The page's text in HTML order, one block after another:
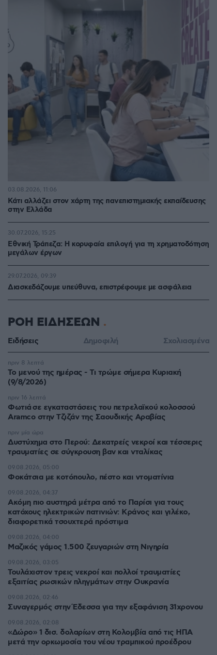
Κάτι αλλάζει στον χάρτη της πανεπιστημιακής εκπαίδευσης
στην Ελλάδα
03.08.2026, 11:06
Εθνική Τράπεζα: Η κορυφαία επιλογή για τη χρηματοδότηση
μεγάλων έργων
30.07.2026, 15:25
Διασκεδάζουμε υπεύθυνα, επιστρέφουμε με ασφάλεια
29.07.2026, 09:39
ΡΟΗ ΕΙΔΗΣΕΩΝ
Ειδήσεις Δημοφιλή Σχολιασμένα
Το μενού της ημέρας - Τι τρώμε σήμερα Κυριακή
(9/8/2026)
πριν 8 λεπτά
Φωτιά σε εγκαταστάσεις του πετρελαϊκού κολοσσού
Aramco στην Τζιζάν της Σαουδικής Αραβίας
πριν 16 λεπτά
Δυστύχημα στο Περού: Δεκατρείς νεκροί και τέσσερις
τραυματίες σε σύγκρουση βαν και νταλίκας
πριν μία ώρα
Φοκάτσια με κοτόπουλο, πέστο και ντοματίνια
09.08.2026, 05:00
Ακόμη πιο αυστηρά μέτρα από το Παρίσι για τους
κατόχους ηλεκτρικών πατινιών: Κράνος και γιλέκο,
διαφορετικά τσουχτερά πρόστιμα
09.08.2026, 04:37
Μαζικός γάμος 1.500 ζευγαριών στη Νιγηρία
09.08.2026, 04:00
Τουλάχιστον τρεις νεκροί και πολλοί τραυματίες
εξαιτίας ρωσικών πληγμάτων στην Ουκρανία
09.08.2026, 03:05
Συναγερμός στην Έδεσσα για την εξαφάνιση 31χρονου
09.08.2026, 02:46
«Δώρο» 1 δισ. δολαρίων στη Κολομβία από τις ΗΠΑ
μετά την ορκωμοσία του νέου τραμπικού προέδρου
09.08.2026, 02:08